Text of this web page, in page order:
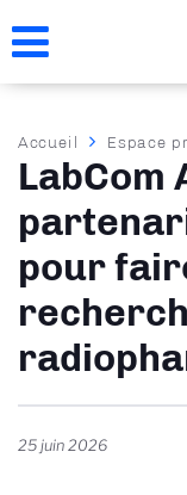
au
Fil
d'Ariane
Accueil Espace
LabCom
pour
25 juin 2026